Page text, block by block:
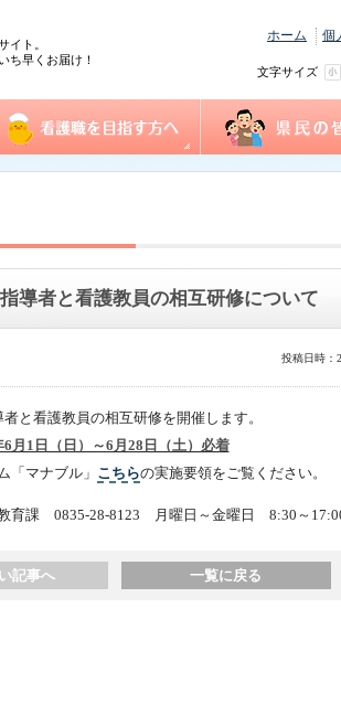
イト。
ち早くお届け！
ホーム 個
文字サイズ
導者と看護教員の相互研修について
投稿日時：
と看護教員の相互研修を開催します。
月1日（日）～6月28日（土）必着
「マナブル」 こちらの実施要領をご覧ください。
育課 0835-28-8123 月曜日～金曜日 8:30～
記事へ 一覧に戻る